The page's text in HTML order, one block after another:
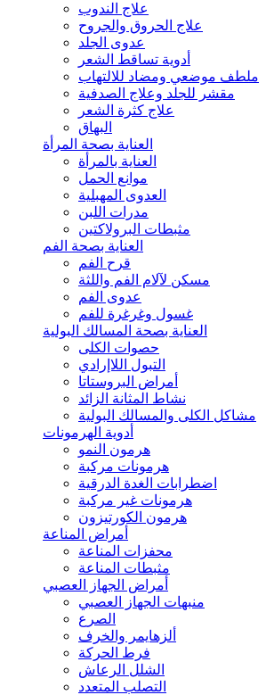
علاج الندوب
علاج الحروق والجروح
عدوى الجلد
أدوية تساقط الشعر
ملطف موضعي ومضاد للالتهاب
مقشر للجلد وعلاج الصدفية
علاج كثرة الشعر
البهاق
العناية بصحة المرأة
العناية بالمرأة
موانع الحمل
العدوى المهبلية
مدرات اللبن
مثبطات البرولاكتين
العناية بصحة الفم
قرح الفم
مسكن لآلام الفم واللثة
عدوى الفم
غسول وغرغرة للفم
العناية بصحة المسالك البولية
حصوات الكلى
التبول اللاإرادي
أمراض البروستاتا
نشاط المثانة الزائد
مشاكل الكلى والمسالك البولية
أدوية الهرمونات
هرمون النمو
هرمونات مركبة
اضطرابات الغدة الدرقية
هرمونات غير مركبة
هرمون الكورتيزون
أمراض المناعة
محفزات المناعة
مثبطات المناعة
أمراض الجهاز العصبي
منبهات الجهاز العصبي
الصرع
ألزهايمر والخرف
فرط الحركة
الشلل الرعاش
التصلب المتعدد